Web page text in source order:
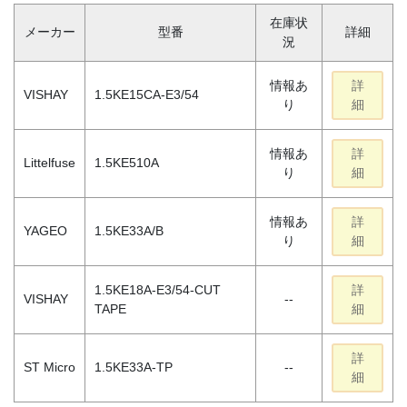
メーカー 型番
在庫状
況
詳細
VISHAY 1.5KE15CA-E3/54
情報あ
り
詳
細
Littelfuse 1.5KE510A
情報あ
り
詳
細
YAGEO 1.5KE33A/B
情報あ
り
詳
細
VISHAY
1.5KE18A-E3/54-CUT
TAPE
--
詳
細
ST Micro 1.5KE33A-TP --
詳
細